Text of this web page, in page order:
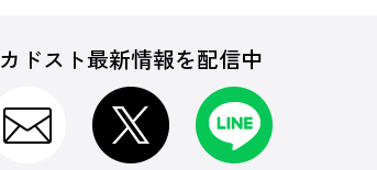
カドスト最新情報を配信中